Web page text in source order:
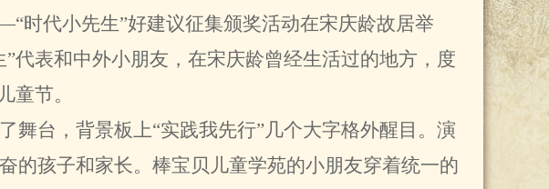
时代小先生”好建议征集颁奖活动在宋庆龄故居举
代表和中外小朋友，在宋庆龄曾经生活过的地方，度
童节。
台，背景板上“实践我先行”几个大字格外醒目。演
的孩子和家长。棒宝贝儿童学苑的小朋友穿着统一的